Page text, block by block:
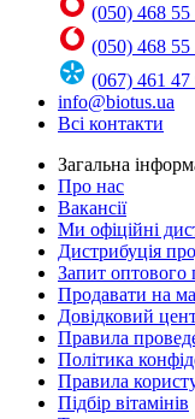
(050) 468 55
(050) 468 55
(067) 461 47
info@biotus.ua
Всі контакти
Загальна
Про нас
Вакансії
Ми офіційні
Дистрибуція
Запит оптового
Продавати на
Довідковий
Правила
Політика
Правила
Підбір вітамінів